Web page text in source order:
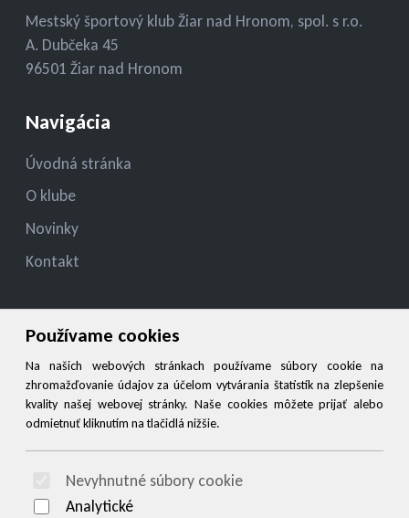
Používame cookies
Na našich webových stránkach používame súbory cookie na
zhromažďovanie údajov za účelom vytvárania štatistík na zlepšenie
kvality našej webovej stránky. Naše cookies môžete prijať alebo
odmietnuť kliknutím na tlačidlá nižšie.
Nevyhnutné súbory cookie
Analytické
Mestský športový klub Žiar nad Hronom, spol. s r.o.
A. Dubčeka 45
96501 Žiar nad Hronom
Navigácia
Úvodná stránka
O klube
Novinky
Kontakt
Kontakt
konatelmsk.ziar@gmail.com
+421908949527
Social
© 2026 Arrabella s.r.o., mayabella s.r.o., Všetky práva vyhradené.